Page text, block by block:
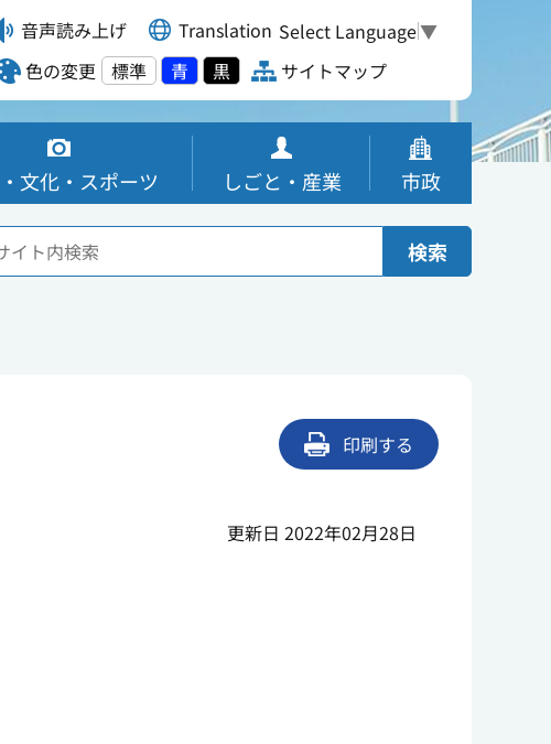
音声読み上げ Translation Select Language▼
色の変更 標準 青 黒 サイトマップ
文化・スポーツ しごと・産業 市政
検索
印刷する
更新日 2022年02月28日